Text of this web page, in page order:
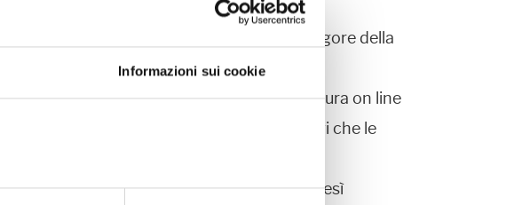
Informazioni sui cookie
2014 (trentesimo giorno dall'entrata in vigore della
disponibile sul proprio sito una procedura on line
in loro gestione nonché degli applicativi che le
giovedì 28 agosto 2014 saranno altresì